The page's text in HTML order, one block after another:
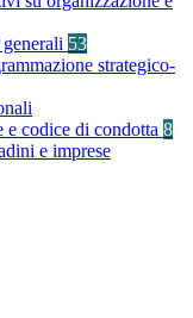
53
strategico-
codice di condotta 8
e imprese